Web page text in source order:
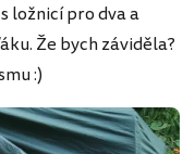
ložnicí pro dva a
Že bych záviděla?
:)